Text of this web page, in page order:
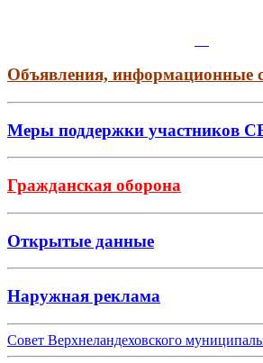
Объявления, информационные
Меры поддержки участников
Гражданская оборона
Открытые данные
Наружная реклама
Совет Верхнеландеховского